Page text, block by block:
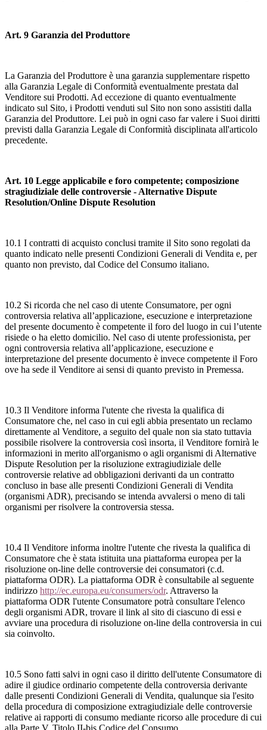
Art. 9 Garanzia del Produttore
La Garanzia del Produttore è una garanzia supplementare rispetto
alla Garanzia Legale di Conformità eventualmente prestata dal
Venditore sui Prodotti. Ad eccezione di quanto eventualmente
indicato sul Sito, i Prodotti venduti sul Sito non sono assistiti dalla
Garanzia del Produttore. Lei può in ogni caso far valere i Suoi diritti
previsti dalla Garanzia Legale di Conformità disciplinata all'articolo
precedente.
Art. 10 Legge applicabile e foro competente; composizione
stragiudiziale delle controversie - Alternative Dispute
Resolution/Online Dispute Resolution
10.1 I contratti di acquisto conclusi tramite il Sito sono regolati da
quanto indicato nelle presenti Condizioni Generali di Vendita e, per
quanto non previsto, dal Codice del Consumo italiano.
10.2 Si ricorda che nel caso di utente Consumatore, per ogni
controversia relativa all’applicazione, esecuzione e interpretazione
del presente documento è competente il foro del luogo in cui l’utente
risiede o ha eletto domicilio. Nel caso di utente professionista, per
ogni controversia relativa all’applicazione, esecuzione e
interpretazione del presente documento è invece competente il Foro
ove ha sede il Venditore ai sensi di quanto previsto in Premessa.
10.3 Il Venditore informa l'utente che rivesta la qualifica di
Consumatore che, nel caso in cui egli abbia presentato un reclamo
direttamente al Venditore, a seguito del quale non sia stato tuttavia
possibile risolvere la controversia così insorta, il Venditore fornirà le
informazioni in merito all'organismo o agli organismi di Alternative
Dispute Resolution per la risoluzione extragiudiziale delle
controversie relative ad obbligazioni derivanti da un contratto
concluso in base alle presenti Condizioni Generali di Vendita
(organismi ADR), precisando se intenda avvalersi o meno di tali
organismi per risolvere la controversia stessa.
10.4 Il Venditore informa inoltre l'utente che rivesta la qualifica di
Consumatore che è stata istituita una piattaforma europea per la
risoluzione on-line delle controversie dei consumatori (c.d.
piattaforma ODR). La piattaforma ODR è consultabile al seguente
indirizzo http://ec.europa.eu/consumers/odr. Attraverso la
piattaforma ODR l'utente Consumatore potrà consultare l'elenco
degli organismi ADR, trovare il link al sito di ciascuno di essi e
avviare una procedura di risoluzione on-line della controversia in cui
sia coinvolto.
10.5 Sono fatti salvi in ogni caso il diritto dell'utente Consumatore di
adire il giudice ordinario competente della controversia derivante
dalle presenti Condizioni Generali di Vendita, qualunque sia l'esito
della procedura di composizione extragiudiziale delle controversie
relative ai rapporti di consumo mediante ricorso alle procedure di cui
alla Parte V, Titolo II-bis Codice del Consumo.